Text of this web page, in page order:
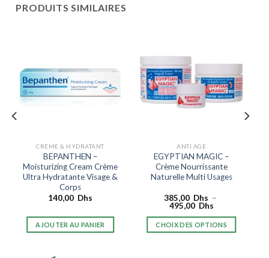
PRODUITS SIMILAIRES
CRÈME & HYDRATANT
BEPANTHEN –
Moisturizing Cream Crème
Ultra Hydratante Visage &
Corps
140,00 Dhs
AJOUTER AU PANIER
ANTI AGE
EGYPTIAN MAGIC –
Crème Nourrissante
Naturelle Multi Usages
385,00 Dhs –
495,00 DhsPlage
prix :
385,00
CHOIX DES OPTIONS